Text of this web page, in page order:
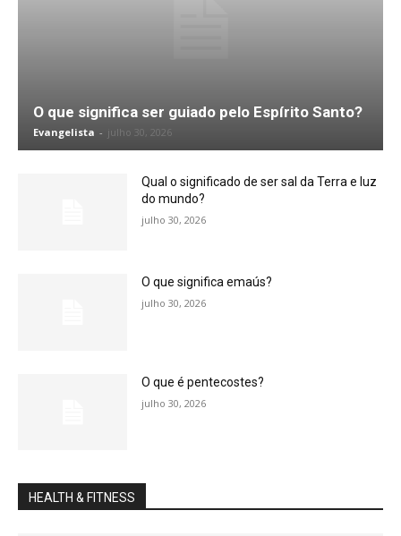
O que significa ser guiado pelo Espírito Santo?
Evangelista - julho 30, 2026
Qual o significado de ser sal da Terra e luz
do mundo?
julho 30, 2026
O que significa emaús?
julho 30, 2026
O que é pentecostes?
julho 30, 2026
HEALTH & FITNESS